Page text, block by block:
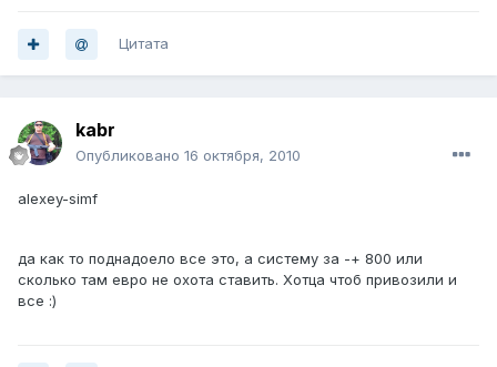
Цитата
kabr
Опубликовано 16 октября, 2010
alexey-simf
да как то поднадоело все это, а систему за -+ 800 или
сколько там евро не охота ставить. Хотца чтоб привозили и
все :)